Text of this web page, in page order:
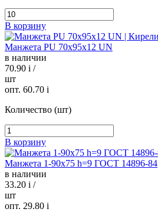
В корзину
Манжета PU 70х95х12 UN
в наличии
70.90 i /
шт
опт. 60.70 i
Количество (шт)
В корзину
Манжета 1-90х75 h=9 ГОСТ 14896-84
в наличии
33.20 i /
шт
опт. 29.80 i